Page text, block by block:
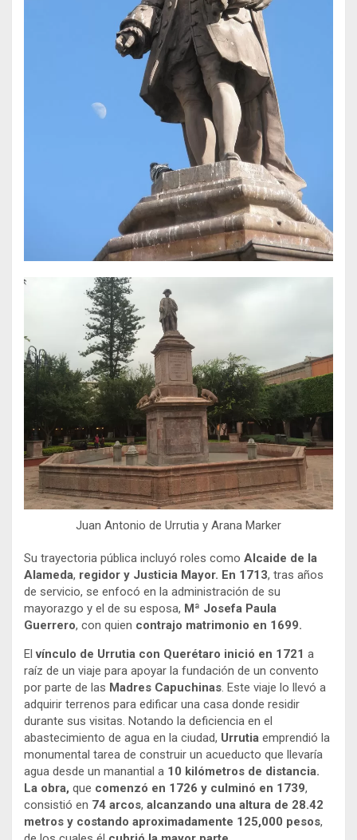
Juan Antonio de Urrutia y Arana Marker
Su trayectoria pública incluyó roles como Alcaide de la
Alameda, regidor y Justicia Mayor. En 1713, tras años
de servicio, se enfocó en la administración de su
mayorazgo y el de su esposa, Mª Josefa Paula
Guerrero, con quien contrajo matrimonio en 1699.
Elvínculo de Urrutia con Querétaro inició en 1721 a
raíz de un viaje para apoyar la fundación de un convento
por parte de las Madres Capuchinas. Este viaje lo llevó a
adquirir terrenos para edificar una casa donde residir
durante sus visitas. Notando la deficiencia en el
abastecimiento de agua en la ciudad, Urrutia emprendió la
monumental tarea de construir un acueducto que llevaría
agua desde un manantial a 10 kilómetros de distancia.
La obra, que comenzó en 1726 y culminó en 1739,
consistió en 74 arcos, alcanzando una altura de 28.42
metros y costando aproximadamente 125,000 pesos,